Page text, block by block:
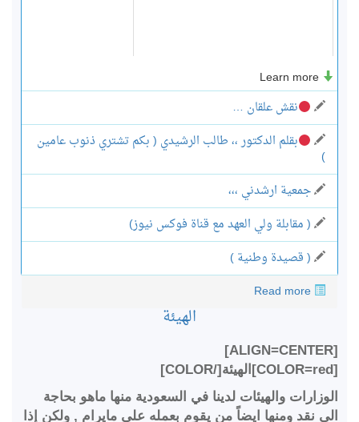
نقش علقان …
بقلم الدكتور ،، طالب الرشيدي ( بكم تشتري ذنوب عامين
)
جمعية ارشدني ،،،
( مقابلة ولي العهد مع قناة فوكس نيوز)
( قصيدة وطنية )
Read more
الهيئة
[ALIGN=CENTER]
[COLOR=red]الهيئة[/COLOR]
الوزارات والهيئات لدينا في السعودية منها ماهو بحاجة
الى نقد ومنها ايضاً من يقوم بعمله على مايرام , ولكن إذا